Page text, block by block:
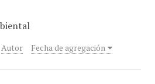
Autor Fecha de agregación